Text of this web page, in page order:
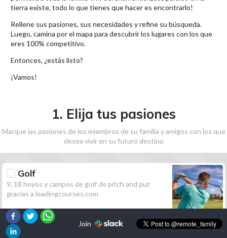
tierra existe, todo lo que tienes que hacer es encontrarlo!
Rellene sus pasiones, sus necesidades y refine su búsqueda.
Luego, camina por el mapa para descubrir los lugares con los que
eres 100% competitivo.
Entonces, ¿estás listo?
¡Vamos!
1. Elija tus pasiones
Marque las pasiones de los miembros de su familia y amigos con los que
desea vivir en su futuro destino
Golf
9, 18 hoyos y campos de golf de pitch and put
gracias a leadingcourses.com
Senderismo
Join